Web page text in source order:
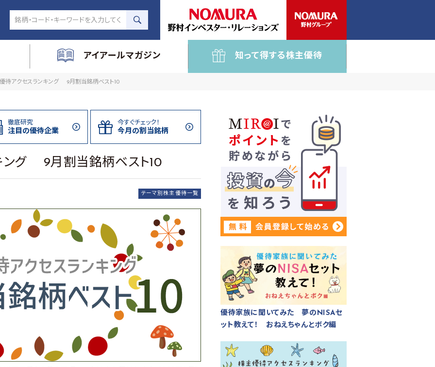
アイアールマガジン 知って得する株主優待
待アクセスランキング 9月割当銘柄ベスト10
徹底研究
注目の優待企業
今すぐチェック！
今月の割当銘柄
ング 9月割当銘柄ベスト10
テーマ別株主優待一覧
優待家族に聞いてみた 夢のNISAセ
ット教えて！ おねえちゃんとボク編